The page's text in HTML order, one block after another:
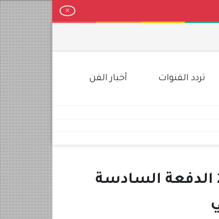
تردد القنوات أخبار الفن
pdf اسماء المشمولين في الرعاية الاجتماعية 2023 الدفعة السادسة